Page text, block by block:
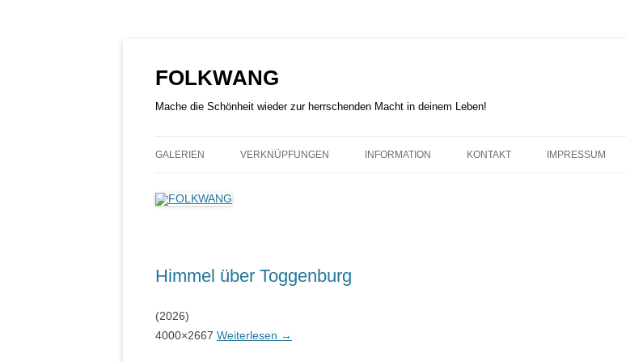
FOLKWANG
Mache die Schönheit wieder zur herrschenden Macht in deinem Leben!
GALERIEN VERKNÜPFUNGEN INFORMATION KONTAKT IMPRESSUM
Himmel über Toggenburg
(2026)
4000×2667 Weiterlesen →